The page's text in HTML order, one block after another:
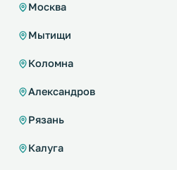
Москва
Мытищи
Коломна
Александров
Рязань
Калуга